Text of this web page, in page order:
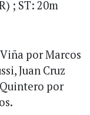
; ST: 20m
por Marcos
Juan Cruz
por